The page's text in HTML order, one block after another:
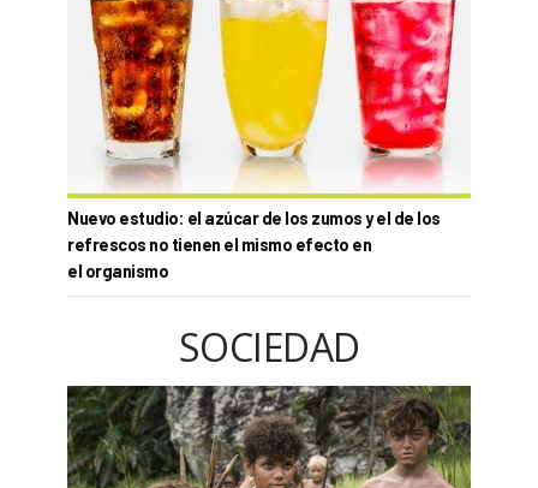
Nuevo estudio: el azúcar de los zumos y el de los
refrescos no tienen el mismo efecto en
el organismo
SOCIEDAD